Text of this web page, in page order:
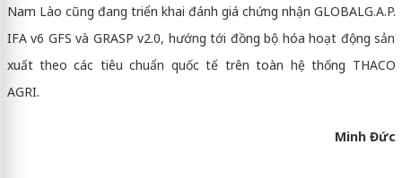
Nam Lào cũng đang triển khai đánh giá chứng nhận GLOBALG.A.P.
IFA v6 GFS và GRASP v2.0, hướng tới đồng bộ hóa hoạt động sản
xuất theo các tiêu chuẩn quốc tế trên toàn hệ thống THACO
AGRI.
Minh Đức